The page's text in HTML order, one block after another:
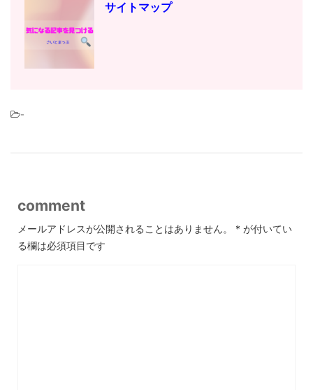
サイトマップ
-
comment
メールアドレスが公開されることはありません。 * が付いてい
る欄は必須項目です